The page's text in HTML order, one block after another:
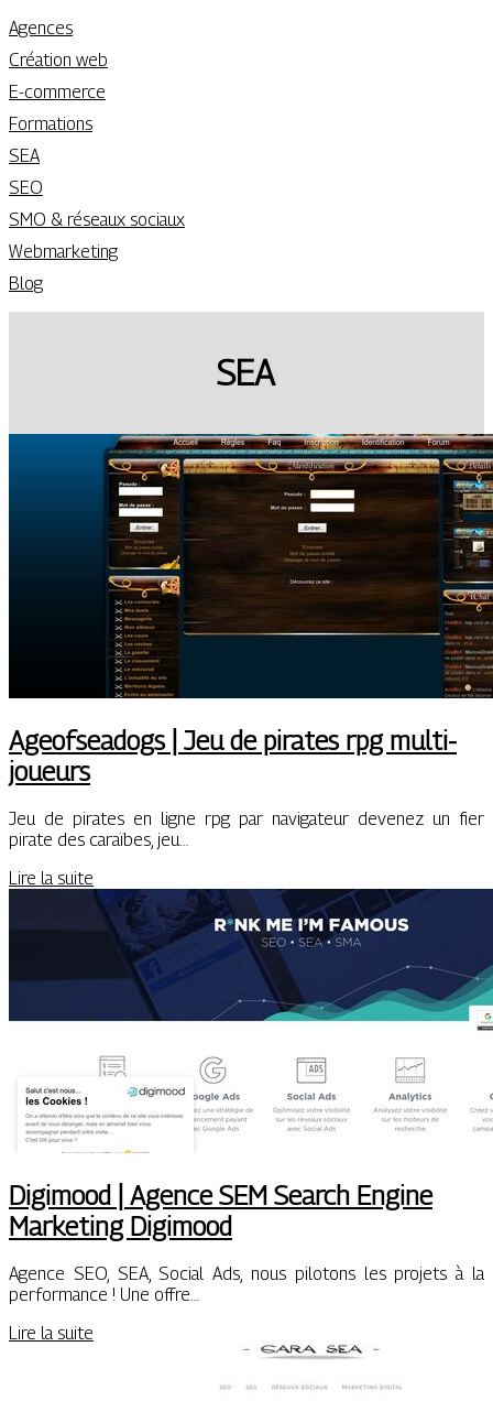
Agences
Création web
E-commerce
Formations
SEA
SEO
SMO & réseaux sociaux
Webmarketing
Blog
SEA
Ageofsea­dogs | Jeu de pirates rpg mul­ti­
joueurs
Jeu de pirates en ligne rpg par navigateur devenez un fier
pirate des caraïbes, jeu…
Lire la suite
Digimood | Agence SEM Search Engine
Marketing Digimood
Agence SEO, SEA, Social Ads, nous pilotons les projets à la
performance ! Une offre…
Lire la suite